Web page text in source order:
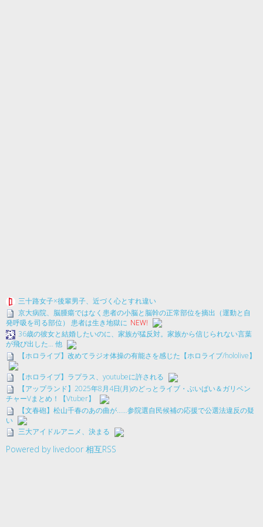
三十路女子×後輩男子、近づく心とすれ違い
京大病院、脳腫瘍ではなく患者の小脳と脳幹の正常部位を摘出（運動と自
発呼吸を司る部位） 患者は生き地獄に NEW!
36歳の彼女と結婚したいのに、家族が猛反対。家族から信じられない言葉
が飛び出した… 他
【ホロライブ】改めてラジオ体操の有能さを感じた【ホロライブ/hololive】
【ホロライブ】ラプラス、youtubeに許される
【アップランド】2025年8月4日(月)のどっとライブ・ぶいぱい＆ガリベン
チャーVまとめ！【Vtuber】
【文春砲】松山千春のあの曲が……参院選自民候補の応援で公選法違反の疑
い
三大アイドルアニメ、決まる
Powered by livedoor 相互RSS